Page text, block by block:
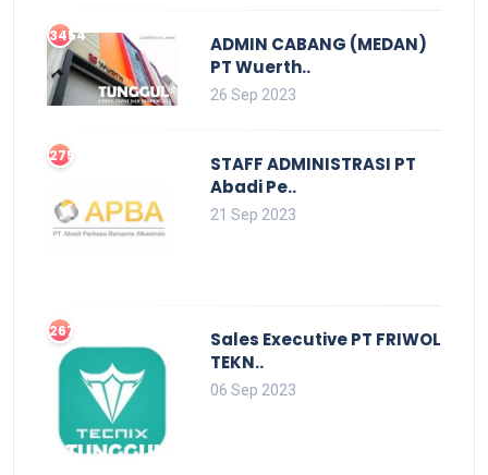
3454
ADMIN CABANG (MEDAN)
PT Wuerth..
26 Sep 2023
2752
STAFF ADMINISTRASI PT
Abadi Pe..
21 Sep 2023
2679
Sales Executive PT FRIWOL
TEKN..
06 Sep 2023